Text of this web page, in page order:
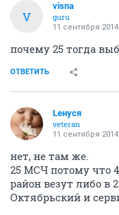
V
visna
guru
11 сентября 2014
почему 25 тогда
ОТВЕТИТЬ
Lенуся
veteran
11 сентября 2014
нет, не там же.
25 МСЧ потому что
район везут либо в
Октябрьский и